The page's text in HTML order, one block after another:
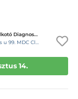
RadiVert Diagnostic MRI Képalkotó Diagnosztikai Központ
és Diagnosztikai Center
14.